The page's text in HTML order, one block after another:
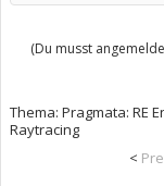
(Du musst
Thema: Pragmata: RE
Raytracing
<